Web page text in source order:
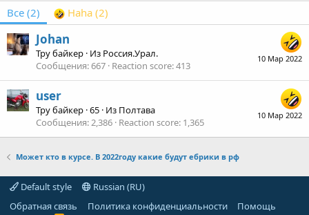
Все (2) Haha (2)
10 Мар 2022
Johan
Тру байкер · Из Россия.Урал.
Сообщения 667 Reaction score 413
10 Мар 2022
user
Тру байкер ·65 · Из Полтава
Сообщения 2,386 Reaction score 1,365
Может кто в курсе. В 2022году какие будут ебрики в рф
Default style
Russian (RU)
Обратная связь
Политика конфиденциальности
Помощь